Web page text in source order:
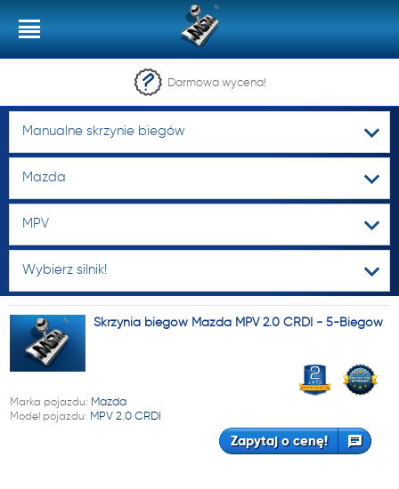
Darmowa wycena!
Manualne skrzynie biegów
Mazda
MPV
Wybierz silnik!
Skrzynia biegów Mazda MPV 2.0 CRDI - 5-Biegów
Marka pojazdu: Mazda
Model pojazdu: MPV 2.0 CRDI
Zapytaj o cenę!